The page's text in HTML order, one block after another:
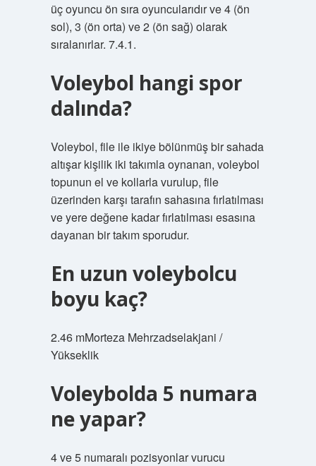
üç oyuncu ön sıra oyuncularıdır ve 4 (ön
sol), 3 (ön orta) ve 2 (ön sağ) olarak
sıralanırlar. 7.4.1.
Voleybol hangi spor
dalında?
Voleybol, file ile ikiye bölünmüş bir sahada
altışar kişilik iki takımla oynanan, voleybol
topunun el ve kollarla vurulup, file
üzerinden karşı tarafın sahasına fırlatılması
ve yere değene kadar fırlatılması esasına
dayanan bir takım sporudur.
En uzun voleybolcu
boyu kaç?
2.46 mMorteza Mehrzadselakjani /
Yükseklik
Voleybolda 5 numara
ne yapar?
4 ve 5 numaralı pozisyonlar vurucu